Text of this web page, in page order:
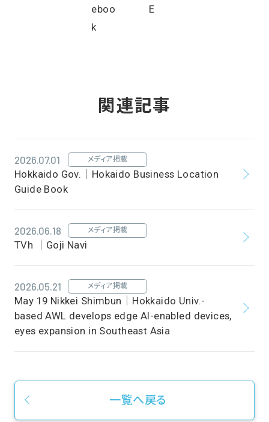
関連記事
2026.07.01 メディア掲載
Hokkaido Gov.｜Hokaido Business Location
Guide Book
2026.06.18 メディア掲載
TVh ｜Goji Navi
2026.05.21 メディア掲載
May 19 Nikkei Shimbun｜Hokkaido Univ.-
based AWL develops edge AI-enabled devices,
eyes expansion in Southeast Asia
一覧へ戻る